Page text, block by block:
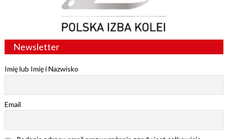
Newsletter
Imię lub Imię i Nazwisko
Email